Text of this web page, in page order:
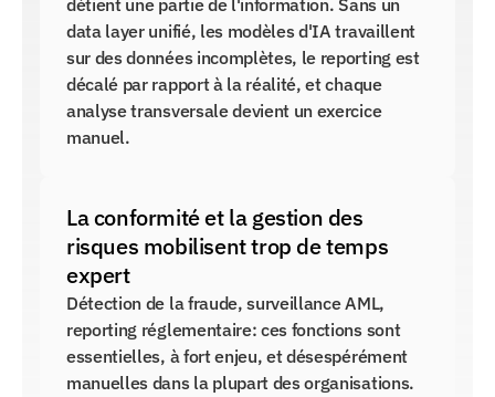
détient une partie de l'information. Sans un
data layer unifié, les modèles d'IA travaillent
sur des données incomplètes, le reporting est
décalé par rapport à la réalité, et chaque
analyse transversale devient un exercice
manuel.
La conformité et la gestion des
risques mobilisent trop de temps
expert
Détection de la fraude, surveillance AML,
reporting réglementaire: ces fonctions sont
essentielles, à fort enjeu, et désespérément
manuelles dans la plupart des organisations.